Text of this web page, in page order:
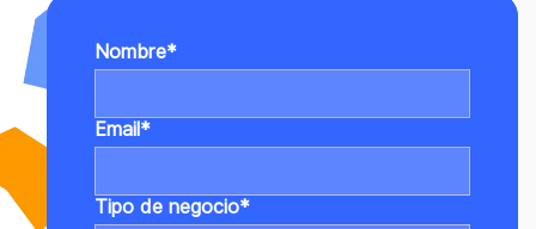
Nombre*
Email *
Tipo de negocio*